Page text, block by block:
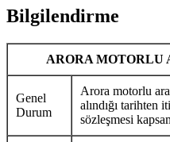
Bilgilendirme
ARORA MOTORLU
Genel
Durum
Arora motorlu
alındığı tarihten
sözleşmesi